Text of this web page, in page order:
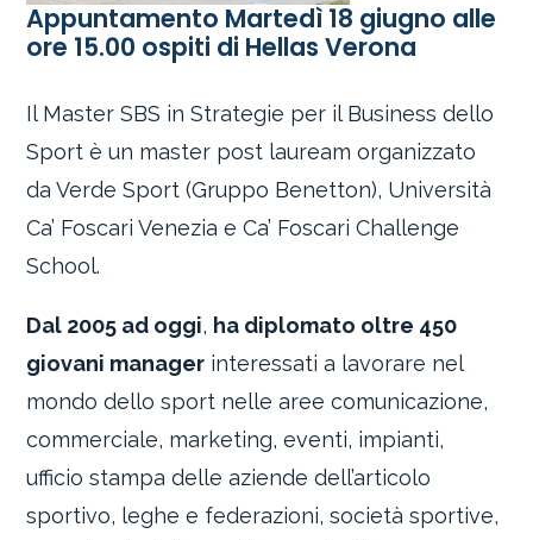
Appuntamento Martedì 18 giugno alle
ore 15.00 ospiti di Hellas Verona
Il Master SBS in Strategie per il Business dello
Sport è un master post lauream organizzato
da Verde Sport (Gruppo Benetton), Università
Ca’ Foscari Venezia e Ca’ Foscari Challenge
School.
Dal 2005 ad oggi, ha diplomato oltre 450
giovani manager interessati a lavorare nel
mondo dello sport nelle aree comunicazione,
commerciale, marketing, eventi, impianti,
ufficio stampa delle aziende dell’articolo
sportivo, leghe e federazioni, società sportive,